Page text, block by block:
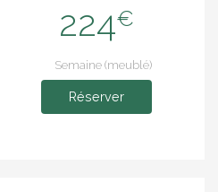
224€
Semaine (meublé)
Réserver